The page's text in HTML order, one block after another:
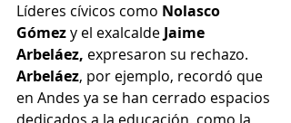
Líderes cívicos como Nolasco
Gómez y el exalcalde Jaime
Arbeláez, expresaron su rechazo.
Arbeláez, por ejemplo, recordó que
en Andes ya se han cerrado espacios